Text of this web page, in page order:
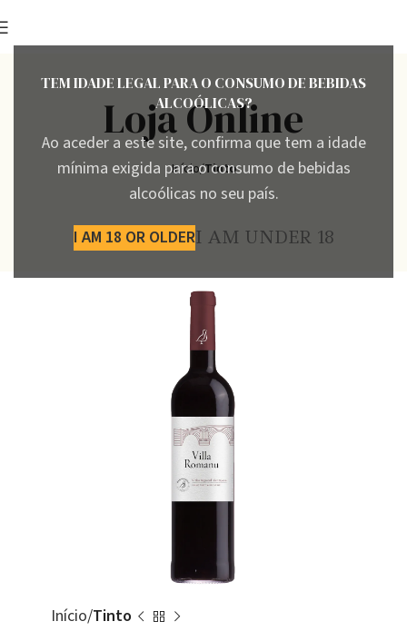
TEM IDADE LEGAL PARA O CONSUMO DE BEBIDAS
ALCOÓLICAS?
Ao aceder a este site, confirma que tem a idade
mínima exigida para o consumo de bebidas
alcoólicas no seu país.
I AM 18 OR OLDERI AM UNDER 18
Loja Online
Início Tinto
Início Tinto